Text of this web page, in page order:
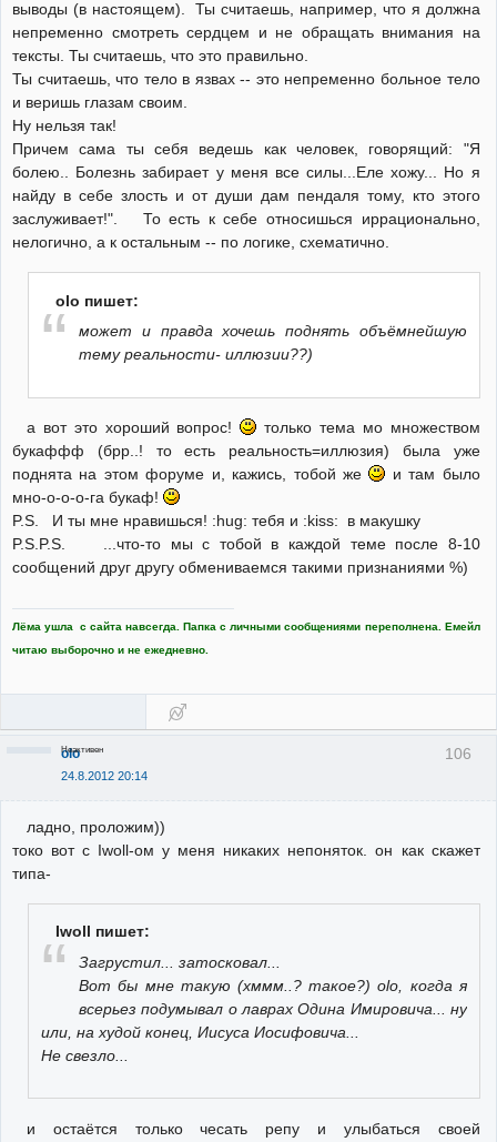
выводы (в настоящем). Ты считаешь, например, что я должна
непременно смотреть сердцем и не обращать внимания на
тексты. Ты считаешь, что это правильно.
Ты считаешь, что тело в язвах -- это непременно больное тело
и веришь глазам своим.
Ну нельзя так!
Причем сама ты себя ведешь как человек, говорящий: "Я
болею.. Болезнь забирает у меня все силы...Еле хожу... Но я
найду в себе злость и от души дам пендаля тому, кто этого
заслуживает!". То есть к себе относишься иррационально,
нелогично, а к остальным -- по логике, схематично.
olo пишет:
может и правда хочешь поднять объёмнейшую
тему реальности- иллюзии??)
а вот это хороший вопрос!
только тема мо множеством
букаффф (брр..! то есть реальность=иллюзия) была уже
поднята на этом форуме и, кажись, тобой же
и там было
мно-о-о-о-га букаф!
P.S. И ты мне нравишься! :hug: тебя и :kiss: в макушку
P.S.P.S. ...что-то мы с тобой в каждой теме после 8-10
сообщений друг другу обмениваемся такими признаниями %)
Лёма ушла с сайта навсегда. Папка с личными сообщениями переполнена. Емейл
читаю выборочно и не ежедневно.
106
olo
24.8.2012 20:14
Неактивен
ладно, проложим))
токо вот с Iwoll-ом у меня никаких непоняток. он как скажет
типа-
Iwoll пишет:
Загрустил... затосковал...
Вот бы мне такую (хммм..? такое?) olo, когда я
всерьез подумывал о лаврах Одина Имировича... ну
или, на худой конец, Иисуса Иосифовича...
Не свезло...
и остаётся только чесать репу и улыбаться своей